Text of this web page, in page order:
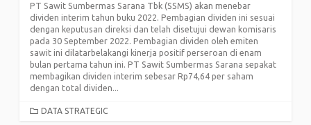
PT Sawit Sumbermas Sarana Tbk (SSMS) akan menebar
dividen interim tahun buku 2022. Pembagian dividen ini sesuai
dengan keputusan direksi dan telah disetujui dewan komisaris
pada 30 September 2022. Pembagian dividen oleh emiten
sawit ini dilatarbelakangi kinerja positif perseroan di enam
bulan pertama tahun ini. PT Sawit Sumbermas Sarana sepakat
membagikan dividen interim sebesar Rp74,64 per saham
dengan total dividen...
CATEGORIES
DATA STRATEGIC